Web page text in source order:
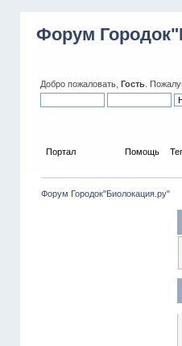
Форум
Добро пожаловать, Гость.
Портал Помощь
Форум Городок"Биолокация.ру"